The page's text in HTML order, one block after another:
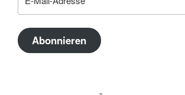
Mail-
Abonnieren